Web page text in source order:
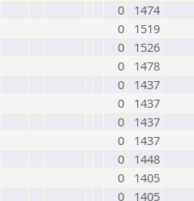
0
1474
0
1519
0
1526
0
1478
0
1437
0
1437
0
1437
0
1437
0
1448
0
1405
0
1405